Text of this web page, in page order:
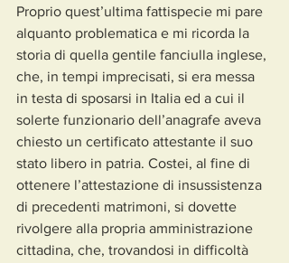
Proprio quest’ultima fattispecie mi pare
alquanto problematica e mi ricorda la
storia di quella gentile fanciulla inglese,
che, in tempi imprecisati, si era messa
in testa di sposarsi in Italia ed a cui il
solerte funzionario dell’anagrafe aveva
chiesto un certificato attestante il suo
stato libero in patria. Costei, al fine di
ottenere l’attestazione di insussistenza
di precedenti matrimoni, si dovette
rivolgere alla propria amministrazione
cittadina, che, trovandosi in difficoltà